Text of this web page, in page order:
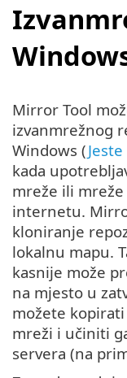
Mirror Tool
izvanmrežnog
Windows (
kada
mreže ili
internetu.
kloniranje
lokalnu mapu.
kasnije može
na mjesto u
možete
mreži i učiniti
servera (na